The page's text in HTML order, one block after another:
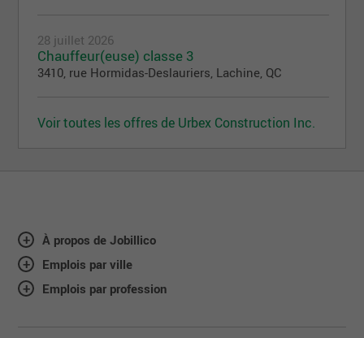
28 juillet 2026
Chauffeur(euse) classe 3
3410, rue Hormidas-Deslauriers, Lachine, QC
Voir toutes les offres de Urbex Construction Inc.
À propos de Jobillico
Emplois par ville
Emplois par profession